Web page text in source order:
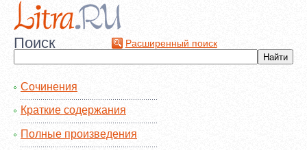
Поиск Расширенный поиск
Сочинения
Краткие содержания
Полные произведения